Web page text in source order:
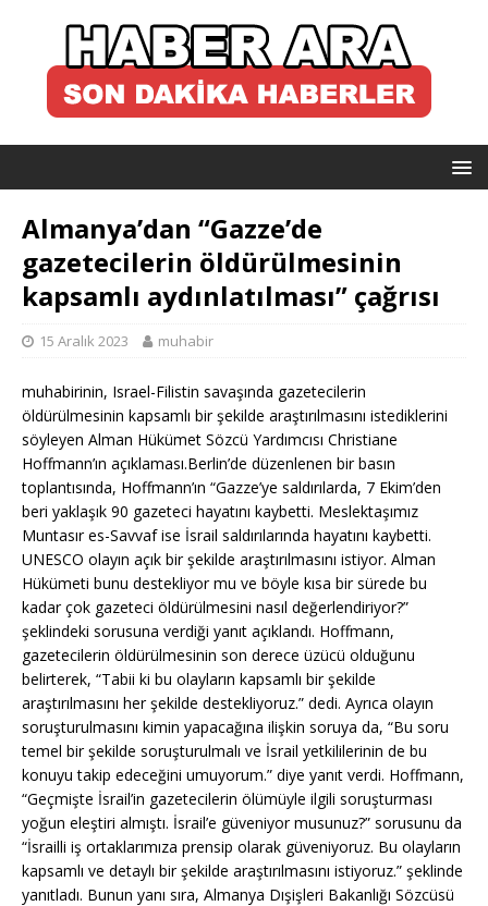
Almanya’dan “Gazze’de
gazetecilerin öldürülmesinin
kapsamlı aydınlatılması” çağrısı
15 Aralık 2023 muhabir
muhabirinin, Israel-Filistin savaşında gazetecilerin
öldürülmesinin kapsamlı bir şekilde araştırılmasını istediklerini
söyleyen Alman Hükümet Sözcü Yardımcısı Christiane
Hoffmann’ın açıklaması.Berlin’de düzenlenen bir basın
toplantısında, Hoffmann’ın “Gazze’ye saldırılarda, 7 Ekim’den
beri yaklaşık 90 gazeteci hayatını kaybetti. Meslektaşımız
Muntasır es-Savvaf ise İsrail saldırılarında hayatını kaybetti.
UNESCO olayın açık bir şekilde araştırılmasını istiyor. Alman
Hükümeti bunu destekliyor mu ve böyle kısa bir sürede bu
kadar çok gazeteci öldürülmesini nasıl değerlendiriyor?”
şeklindeki sorusuna verdiği yanıt açıklandı. Hoffmann,
gazetecilerin öldürülmesinin son derece üzücü olduğunu
belirterek, “Tabii ki bu olayların kapsamlı bir şekilde
araştırılmasını her şekilde destekliyoruz.” dedi. Ayrıca olayın
soruşturulmasını kimin yapacağına ilişkin soruya da, “Bu soru
temel bir şekilde soruşturulmalı ve İsrail yetkililerinin de bu
konuyu takip edeceğini umuyorum.” diye yanıt verdi. Hoffmann,
“Geçmişte İsrail’in gazetecilerin ölümüyle ilgili soruşturması
yoğun eleştiri almıştı. İsrail’e güveniyor musunuz?” sorusunu da
“İsrailli iş ortaklarımıza prensip olarak güveniyoruz. Bu olayların
kapsamlı ve detaylı bir şekilde araştırılmasını istiyoruz.” şeklinde
yanıtladı. Bunun yanı sıra, Almanya Dışişleri Bakanlığı Sözcüsü